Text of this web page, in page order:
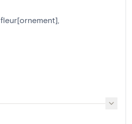
fleur[ornement],